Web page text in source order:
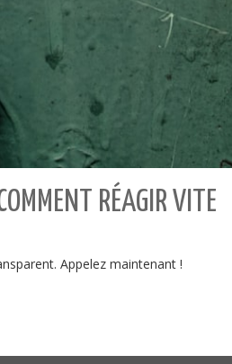
RÉAGIR VITE
Appelez maintenant !